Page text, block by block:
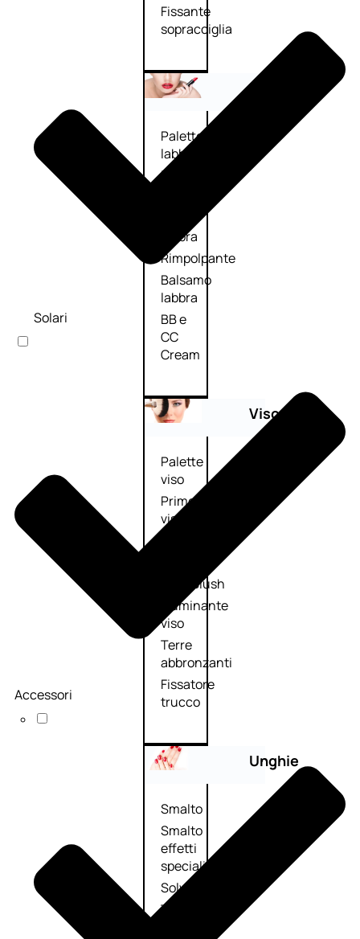
Fissante
sopracciglia
Palette
labbra
Rossetto
Matita
labbra
Rimpolpante
Balsamo
labbra
BB e
CC
Cream
Viso
Palette
viso
Primer
viso
Fard/Blush
Illuminante
viso
Terre
abbronzanti
Fissatore
trucco
Unghie
Smalto
Smalto
effetti
speciali
Solvente
Trattamenti
Solari
Accessori